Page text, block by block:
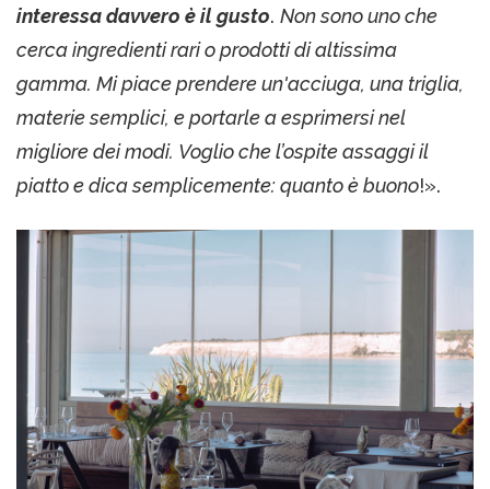
interessa davvero è il gusto. Non sono uno che
cerca ingredienti rari o prodotti di altissima
gamma. Mi piace prendere un'acciuga, una triglia,
materie semplici, e portarle a esprimersi nel
migliore dei modi. Voglio che l’ospite assaggi il
piatto e dica semplicemente: quanto è buono!».